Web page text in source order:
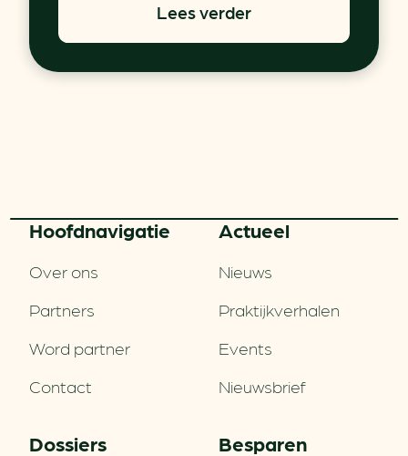
Lees verder
Hoofd­navigatie
Over ons
Partners
Word partner
Contact
Actueel
Nieuws
Praktijkverhalen
Events
Nieuwsbrief
Dossiers Besparen